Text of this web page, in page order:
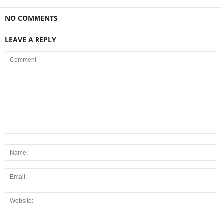
NO COMMENTS
LEAVE A REPLY